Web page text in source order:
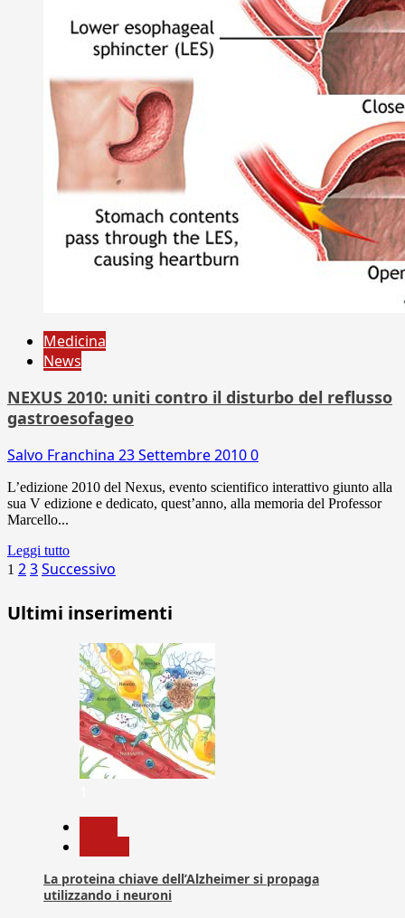
Medicina
News
NEXUS 2010: uniti contro il disturbo del reflusso
gastroesofageo
Salvo Franchina 23 Settembre 20100
L’edizione 2010 del Nexus, evento scientifico interattivo giunto alla
sua V edizione e dedicato, quest’anno, alla memoria del Professor
Marcello...
Leggi tutto
Paginazione
degli
articoli
1 23Successivo
Ultimi inserimenti
La proteina chiave dell’Alzheimer si propaga
utilizzando i neuroni